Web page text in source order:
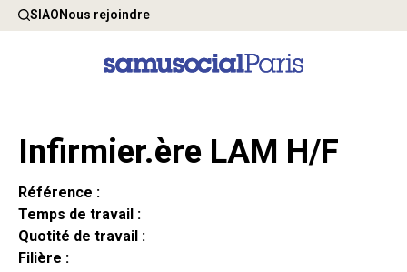
SIAONous rejoindre
Infirmier.ère LAM H/F
Référence :
Temps de travail :
Quotité de travail :
Filière :